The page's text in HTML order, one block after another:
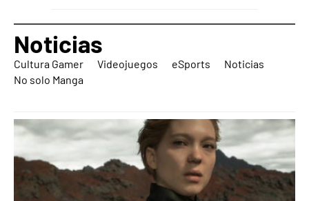
Noticias
Cultura Gamer Videojuegos eSports
Noticias
No solo Manga